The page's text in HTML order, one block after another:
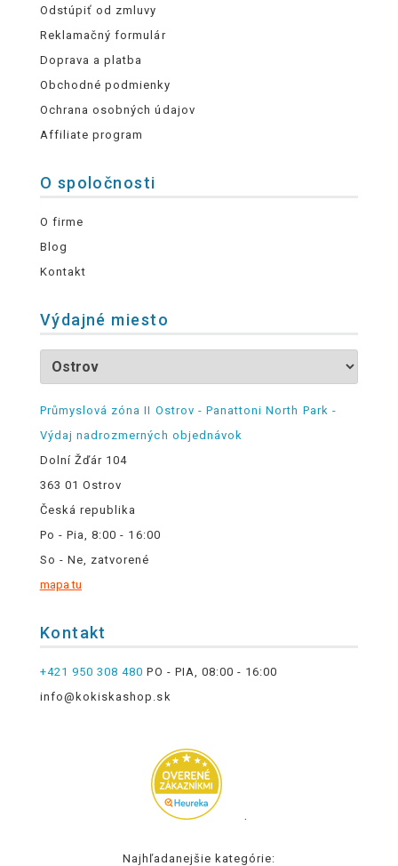
Odstúpiť od zmluvy
Reklamačný formulár
Doprava a platba
Obchodné podmienky
Ochrana osobných údajov
Affiliate program
O spoločnosti
O firme
Blog
Kontakt
Výdajné miesto
Průmyslová zóna II Ostrov - Panattoni North Park -
Výdaj nadrozmerných objednávok
Dolní Žďár 104
363 01 Ostrov
Česká republika
Po - Pia, 8:00 - 16:00
So - Ne, zatvorené
mapa tu
Kontakt
+421 950 308 480 PO - PIA, 08:00 - 16:00
info@kokiskashop.sk
.
Najhľadanejšie kategórie: